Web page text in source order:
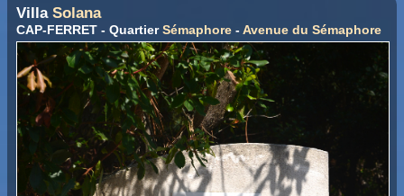
Villa Solana
CAP-FERRET - QuartierSémaphore -Avenue du Sémaphore